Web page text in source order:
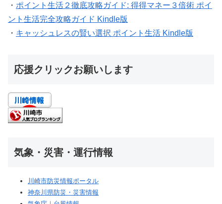
・ ポイント生活２徹底攻略ガイド: 得得マネー３倍術 ポイ
ント生活完全攻略ガイド Kindle版
・ キャッシュレスの賢い選択 ポイント生活 Kindle版
応援クリックお願いします
気象・災害・運行情報
川崎市防災情報ポータル
神奈川県防災・災害情報